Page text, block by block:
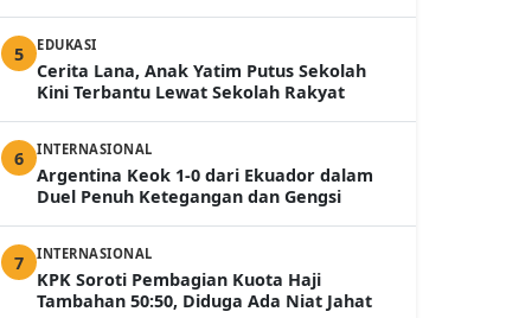
5 EDUKASI
Cerita Lana, Anak Yatim Putus Sekolah
Kini Terbantu Lewat Sekolah Rakyat
6 INTERNASIONAL
Argentina Keok 1-0 dari Ekuador dalam
Duel Penuh Ketegangan dan Gengsi
7 INTERNASIONAL
KPK Soroti Pembagian Kuota Haji
Tambahan 50:50, Diduga Ada Niat Jahat